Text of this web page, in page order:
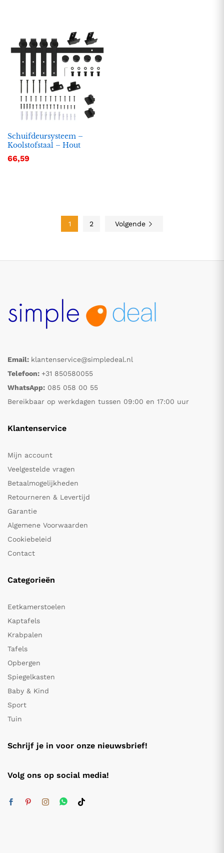
Schuifdeursysteem –
Koolstofstaal – Hout
66,59
1 2 Volgende
Email: klantenservice@simpledeal.nl
Telefoon: +31 850580055
WhatsApp: 085 058 00 55
Bereikbaar op werkdagen tussen 09:00 en 17:00 uur
Klantenservice
Mijn account
Veelgestelde vragen
Betaalmogelijkheden
Retourneren & Levertijd
Garantie
Algemene Voorwaarden
Cookiebeleid
Contact
Categorieën
Eetkamerstoelen
Kaptafels
Krabpalen
Tafels
Opbergen
Spiegelkasten
Baby & Kind
Sport
Tuin
Schrijf je in voor onze nieuwsbrief!
Volg ons op social media!